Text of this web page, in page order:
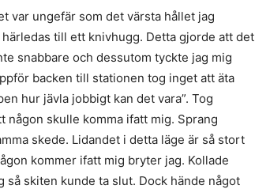
var ungefär som det värsta hållet jag
till ett knivhugg. Detta gjorde att det
snabbare och dessutom tyckte jag mig
backen till stationen tog inget att äta
hur jävla jobbigt kan det vara”. Tog
skulle komma ifatt mig. Sprang
skede. Lidandet i detta läge är så stort
kommer ifatt mig bryter jag. Kollade
så skiten kunde ta slut. Dock hände något